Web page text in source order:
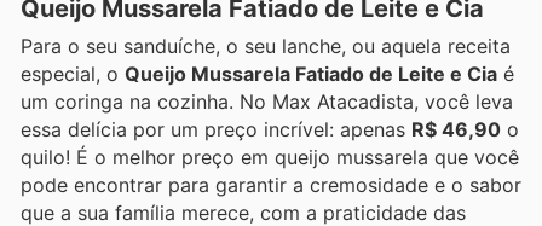
Queijo Mussarela Fatiado de Leite e Cia
Para o seu sanduíche, o seu lanche, ou aquela receita
especial, o Queijo Mussarela Fatiado de Leite e Cia é
um coringa na cozinha. No Max Atacadista, você leva
essa delícia por um preço incrível: apenas R$ 46,90 o
quilo! É o melhor preço em queijo mussarela que você
pode encontrar para garantir a cremosidade e o sabor
que a sua família merece, com a praticidade das